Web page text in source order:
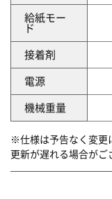
給紙モー
ド
接着剤
電源
機械重量
※仕様は予告なく変更
更新が遅れる場合がご